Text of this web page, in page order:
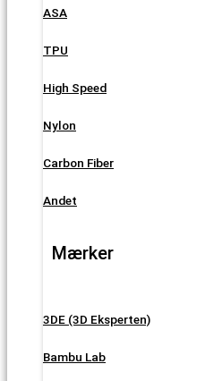
ASA
TPU
High Speed
Nylon
Carbon Fiber
Andet
Mærker
3DE (3D Eksperten)
Bambu Lab